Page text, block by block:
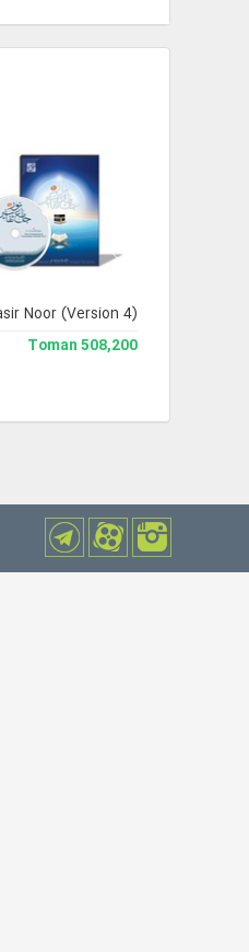
Noor (Version 4)
508,200 Toman